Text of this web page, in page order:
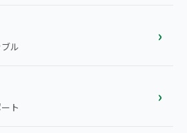
ル
›
ト
›